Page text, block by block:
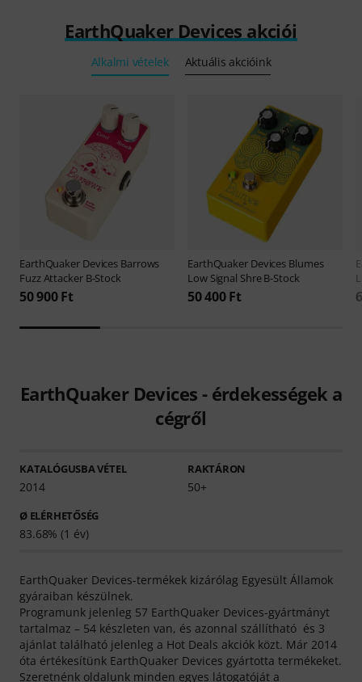
EarthQuaker Devices akciói
Alkalmi vételek Aktuális akcióink
EarthQuaker Devices Barrows
Fuzz Attacker B-Stock
50 900 Ft
EarthQuaker Devices Blumes
Low Signal Shre B-Stock
50 400 Ft
EarthQuaker Devices - érdekességek a
cégről
KATALÓGUSBA VÉTEL
2014
RAKTÁRON
50+
Ø ELÉRHETŐSÉG
83.68% (1 év)
EarthQuaker Devices-termékek kizárólag Egyesült Államok
gyáraiban készülnek.
Programunk jelenleg 57 EarthQuaker Devices-gyártmányt
tartalmaz – 54 készleten van, és azonnal szállítható és 3
ajánlat található jelenleg a Hot Deals akciók közt. Már 2014
óta értékesítünk EarthQuaker Devices gyártotta termékeket.
Szeretnénk oldalunk minden egyes látogatóját a